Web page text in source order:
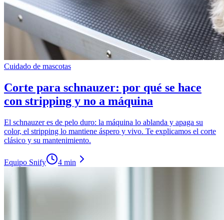
Cuidado de mascotas
Corte para schnauzer: por qué se hace
con stripping y no a máquina
El schnauzer es de pelo duro: la máquina lo ablanda y apaga su
color, el stripping lo mantiene áspero y vivo. Te explicamos el corte
clásico y su mantenimiento.
Equipo Snify 4 min